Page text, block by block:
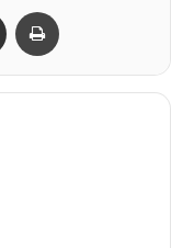
Compartilhar via e-mail